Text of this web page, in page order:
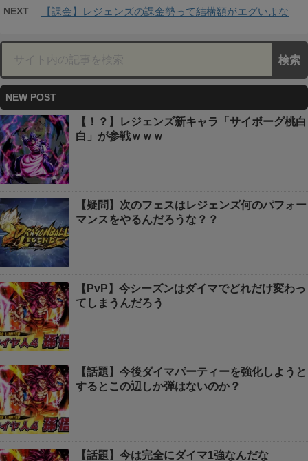
NEXT 【課金】レジェンズの課金勢って結構額がエグいよな
NEW POST
【！？】レジェンズ新キャラ「サイボーグ桃白
白」が参戦ｗｗｗ
【疑問】次のフェスはレジェンズ何のパフォー
マンスをやるんだろうな？？
【PvP】今シーズンはダイマでどれだけ変わっ
てしまうんだろう
【話題】今後ダイマパーティーを強化しようと
するとこの辺しか弾はないのか？
【話題】今は完全にダイマ1強なんだな